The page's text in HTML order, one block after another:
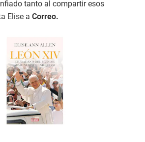
tanto al compartir esos
Elise a Correo.